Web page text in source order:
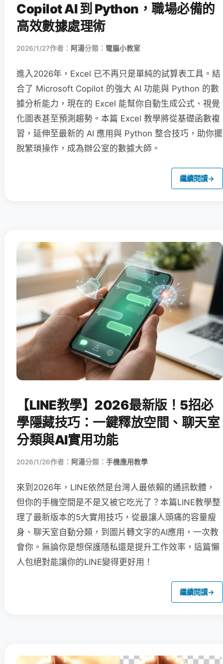
Copilot AI 到 Python，職場必備的
高效數據處理術
2026/1/27作者： 阿湯分類： 電腦小教室
進入2026年，Excel 已不再只是單純的試算表工具。結
合了 Microsoft Copilot 的強大 AI 功能與 Python 的數
據分析能力，現在的 Excel 能幫你自動生成公式、視覺
化圖表甚至預測趨勢。本篇 Excel 教學將從基礎函數複
習，延伸至最新的 AI 應用與 Python 整合技巧，助你擺
脫繁瑣操作，成為辦公室的數據大師。
繼續閱讀→
【LINE教學】2026最新版！5招必
學隱藏技巧：一鍵釋放空間、聊天室
分類與AI實用功能
2026/1/26作者： 阿湯分類： 手機應用教學
來到2026年，LINE依然是台灣人最依賴的通訊軟體，
但你的手機空間是不是又被它吃光了？本篇LINE教學整
理了最新版本的5大實用技巧，從最讓人頭痛的容量瘦
身、聊天室自動分類，到圖片轉文字的AI應用，一次教
會你。無論你是想保護隱私還是提升工作效率，這篇懶
人包絕對能讓你的LINE變得更好用！
繼續閱讀→